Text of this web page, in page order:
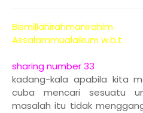
Bismillahirahmanirahim
Assalammualaikum w.b.t
sharing number 33
kadang-kala apabila kita
cuba mencari sesuatu
masalah itu tidak